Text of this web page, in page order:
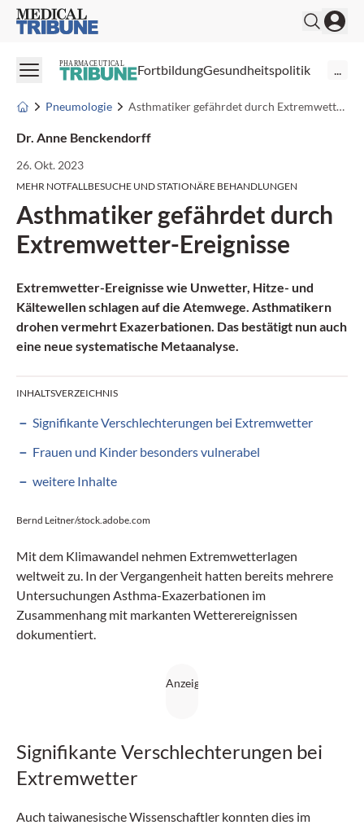
Medical Tribune
PHARMACEUTICAL FortbildungGesundheitspolitik ...
Pneumologie Asthmatiker gefährdet durch Extremwetter-Ereignisse
Dr. Anne Benckendorff
26. Okt. 2023
MEHR NOTFALLBESUCHE UND STATIONÄRE BEHANDLUNGEN
Asthmatiker gefährdet durch
Extremwetter-Ereignisse
Extremwetter-Ereignisse wie Unwetter, Hitze- und
Kältewellen schlagen auf die Atemwege. Asthmatikern
drohen vermehrt Exazerbationen. Das bestätigt nun auch
eine neue systematische Metaanalyse.
INHALTSVERZEICHNIS
Signifikante Verschlechterungen bei Extremwetter
Frauen und Kinder besonders vulnerabel
weitere Inhalte
Bernd Leitner/stock.adobe.com
Mit dem Klimawandel nehmen Extremwetterlagen
weltweit zu. In der Vergangenheit hatten bereits ­mehrere
Untersuchungen Asthma-Exazerbationen im
Zusammenhang mit markanten Wetterereignissen
dokumentiert.
Signifikante Verschlechterungen bei
Extremwetter
Auch taiwanesische Wissenschaftler konnten dies im